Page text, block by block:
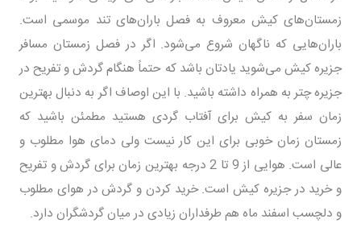
زمستان‌های کیش معروف به فصل باران‌های تند موسمی است.
باران‌هایی که ناگهان شروع می‌شود. اگر در فصل زمستان مسافر
جزیره کیش می‌شوید یادتان باشد که حتماً هنگام گردش و تفریح در
جزیره چتر به همراه داشته باشید. با این اوصاف اگر به دنبال بهترین
زمان سفر به کیش برای آفتاب گردی هستید مطمئن باشید که
زمستان زمان خوبی برای این کار نیست ولی دمای هوا مطلوب و
عالی است. هوایی از 9 تا 2 درجه بهترین زمان برای گردش و تفریح
و خرید در جزیره کیش است. خرید کردن و گردش در هوای مطلوب
و دلچسب اسفند ماه هم طرفداران زیادی در میان گردشگران دارد.